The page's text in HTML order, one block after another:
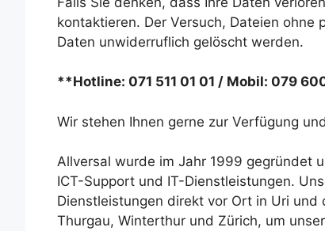
kontaktieren. Der Versuch, Dateien
Daten unwiderruflich gelöscht werden.
**Hotline: 071 511 01 01 / Mobil: 079
Wir stehen Ihnen gerne zur Verfügung
Allversal wurde im Jahr 1999 gegründet
ICT-Support und IT-Dienstleistungen.
Dienstleistungen direkt vor Ort in Uri und
Thurgau, Winterthur und Zürich, um